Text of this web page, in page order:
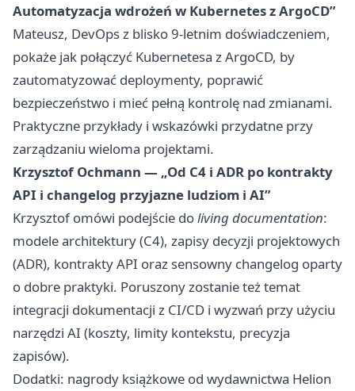
Automatyzacja wdrożeń w Kubernetes z ArgoCD”
Mateusz, DevOps z blisko 9-letnim doświadczeniem,
pokaże jak połączyć Kubernetesa z ArgoCD, by
zautomatyzować deploymenty, poprawić
bezpieczeństwo i mieć pełną kontrolę nad zmianami.
Praktyczne przykłady i wskazówki przydatne przy
zarządzaniu wieloma projektami.
Krzysztof Ochmann — „Od C4 i ADR po kontrakty
API i changelog przyjazne ludziom i AI”
Krzysztof omówi podejście doliving documentation:
modele architektury (C4), zapisy decyzji projektowych
(ADR), kontrakty API oraz sensowny changelog oparty
o dobre praktyki. Poruszony zostanie też temat
integracji dokumentacji z CI/CD i wyzwań przy użyciu
narzędzi AI (koszty, limity kontekstu, precyzja
zapisów).
Dodatki: nagrody książkowe od wydawnictwa Helion